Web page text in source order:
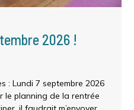
2026 !
: Lundi 7 septembre 2026
le planning de la rentrée